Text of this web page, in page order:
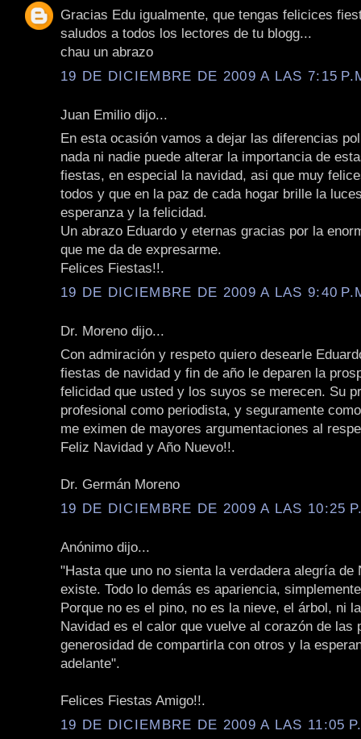
Gracias Edu igualmente, que tengas felicices
saludos a todos los lectores de tu blogg...
chau un abrazo
19 DE DICIEMBRE DE 2009 A LAS 7:15
Juan Emilio dijo...
En esta ocasión vamos a dejar las diferencias
nada ni nadie puede alterar la importancia de
fiestas, en especial la navidad, asi que muy
todos y que en la paz de cada hogar brille la
esperanza y la felicidad.
Un abrazo Eduardo y eternas gracias por la
que me da de expresarme.
Felices Fiestas!!.
19 DE DICIEMBRE DE 2009 A LAS 9:40
Dr. Moreno dijo...
Con admiración y respeto quiero desearle
fiestas de navidad y fin de año le deparen la
felicidad que usted y los suyos se merecen. Su
profesional como periodista, y seguramente
me eximen de mayores argumentaciones al
Feliz Navidad y Año Nuevo!!.
Dr. Germán Moreno
19 DE DICIEMBRE DE 2009 A LAS 10:25
Anónimo dijo...
"Hasta que uno no sienta la verdadera alegría de
existe. Todo lo demás es apariencia,
Porque no es el pino, no es la nieve, el árbol, ni
Navidad es el calor que vuelve al corazón de las
generosidad de compartirla con otros y la
adelante".
Felices Fiestas Amigo!!.
19 DE DICIEMBRE DE 2009 A LAS 11:05